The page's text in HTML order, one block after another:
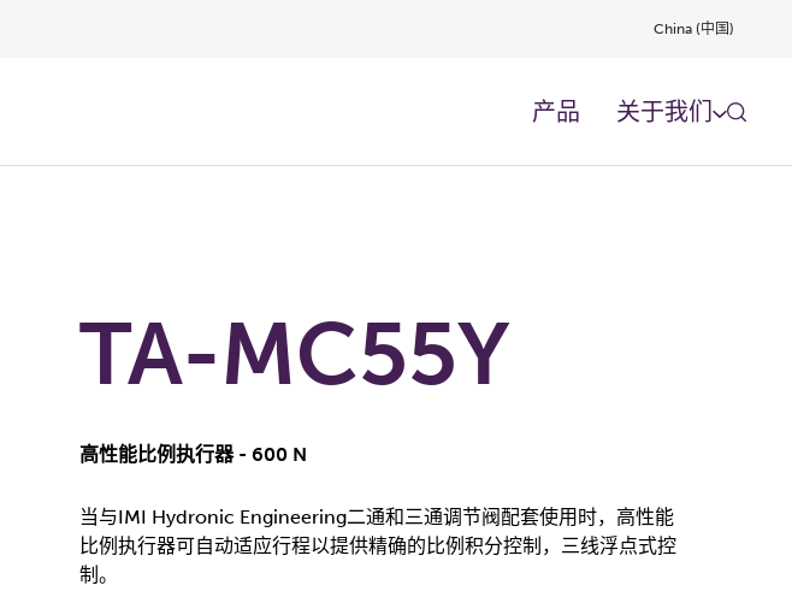
China (中国)
产品 关于我们
TA-MC55Y
高性能比例执行器 - 600 N
当与IMI Hydronic Engineering二通和三通调节阀配套使用时，高性能
比例执行器可自动适应行程以提供精确的比例积分控制，三线浮点式控
制。